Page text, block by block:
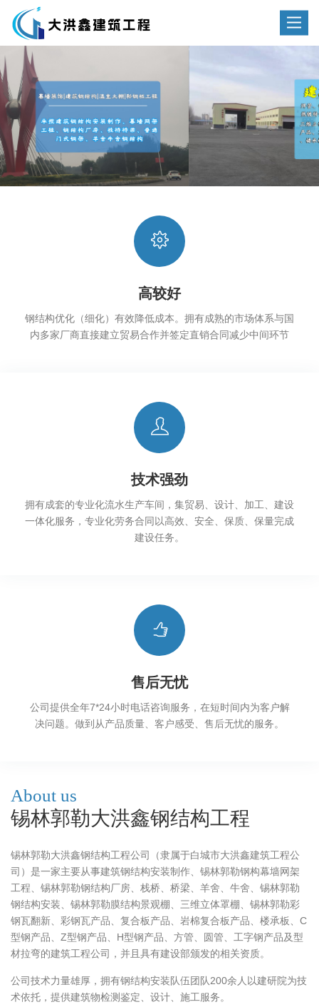
Toggle
高较好
钢结构优化（细化）有效降低成本。拥有成熟的市场体系与国
内多家厂商直接建立贸易合作并签定直销合同减少中间环节
技术强劲
拥有成套的专业化流水生产车间，集贸易、设计、加工、建设
一体化服务，专业化劳务合同以高效、安全、保质、保量完成
建设任务。
售后无忧
公司提供全年7*24小时电话咨询服务，在短时间内为客户解
决问题。做到从产品质量、客户感受、售后无忧的服务。
About us
锡林郭勒大洪鑫钢结构工程
锡林郭勒大洪鑫钢结构工程公司（隶属于白城市大洪鑫建筑工程公
司）是一家主要从事建筑钢结构安装制作、锡林郭勒钢构幕墙网架
工程、锡林郭勒钢结构厂房、栈桥、桥梁、羊舍、牛舍、锡林郭勒
钢结构安装、锡林郭勒膜结构景观棚、三维立体罩棚、锡林郭勒彩
钢瓦翻新、彩钢瓦产品、复合板产品、岩棉复合板产品、楼承板、C
型钢产品、Z型钢产品、H型钢产品、方管、圆管、工字钢产品及型
材拉弯的建筑工程公司，并且具有建设部颁发的相关资质。
公司技术力量雄厚，拥有钢结构安装队伍团队200余人以建研院为技
术依托，提供建筑物检测鉴定、设计、施工服务。